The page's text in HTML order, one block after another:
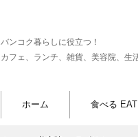
バンコク暮らしに役立つ！
カフェ、ランチ、雑貨、美容院、生
ホーム 食べる EAT